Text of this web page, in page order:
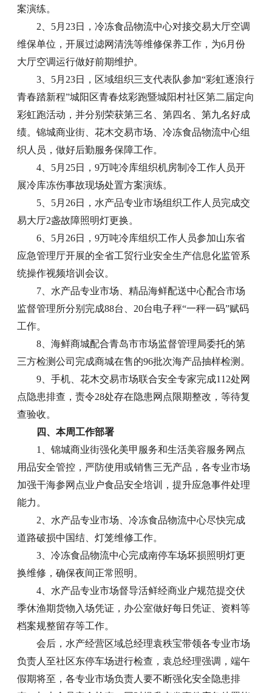
案演练。
2、5月23日，冷冻食品物流中心对接交易大厅空调
维保单位，开展过滤网清洗等维修保养工作，为6月份
大厅空调运行做好前期维护。
3、5月23日，区域组织三支代表队参加“彩虹逐浪行
青春踏新程”城阳区青春炫彩跑暨城阳村社区第二届定向
彩虹跑活动，并分别荣获第三名、第四名、第九名好成
绩。锦城商业街、花木交易市场、冷冻食品物流中心组
织人员，做好后勤服务保障工作。
4、5月25日，9万吨冷库组织机房制冷工作人员开
展冷库冻伤事故现场处置方案演练。
5、5月26日，水产品专业市场组织工作人员完成交
易大厅2盏故障照明灯更换。
6、5月26日，9万吨冷库组织工作人员参加山东省
应急管理厅开展的全省工贸行业安全生产信息化监管系
统操作视频培训会议。
7、水产品专业市场、精品海鲜配送中心配合市场
监督管理所分别完成88台、20台电子秤“一秤一码”赋码
工作。
8、海鲜商城配合青岛市市场监督管理局委托的第
三方检测公司完成商城在售的96批次海产品抽样检测。
9、手机、花木交易市场联合安全专家完成112处网
点隐患排查，责令28处存在隐患网点限期整改，等待复
查验收。
四、本周工作部署
1、锦城商业街强化美甲服务和生活美容服务网点
用品安全管控，严防使用或销售三无产品，各专业市场
加强干海参网点业户食品安全培训，提升应急事件处理
能力。
2、水产品专业市场、冷冻食品物流中心尽快完成
道路破损中国结、灯笼维修工作。
3、冷冻食品物流中心完成南停车场坏损照明灯更
换维修，确保夜间正常照明。
4、水产品专业市场督导活鲜经商业户规范提交伏
季休渔期货物入场凭证，办公室做好每日凭证、资料等
档案规整留存等工作。
会后，水产经营区域总经理袁秩宝带领各专业市场
负责人至社区东停车场进行检查，袁总经理强调，端午
假期将至，各专业市场负责人要不断强化安全隐患排